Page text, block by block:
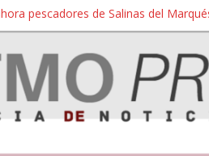
pescadores de Salinas del
Oaxaca vuelve a las aulas tras
y exigen detener a los
para construir un parque eólico
pétreo de gravera Oyamel